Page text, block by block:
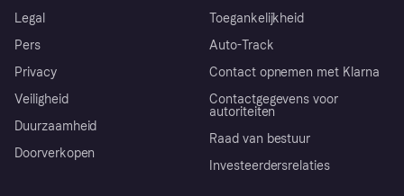
Legal
Pers
Privacy
Veiligheid
Duurzaamheid
Doorverkopen
Toegankelijkheid
Auto-Track
Contact opnemen met Klarna
Contactgegevens voor
autoriteiten
Raad van bestuur
Investeerdersrelaties